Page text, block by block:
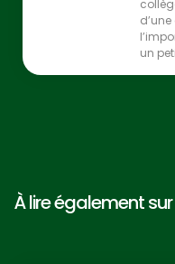
un
À lire également sur